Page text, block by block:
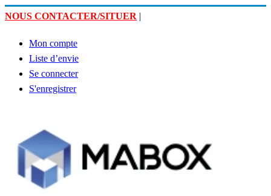
NOUS CONTACTER/SITUER |
Mon compte
Liste d’envie
Se connecter
S'enregistrer